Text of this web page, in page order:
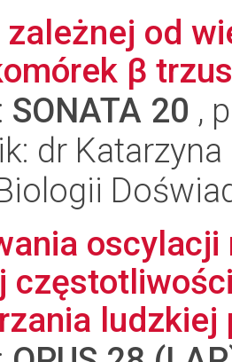
zależnej od
β
SONATA 20 ,
dr
ludzkiej